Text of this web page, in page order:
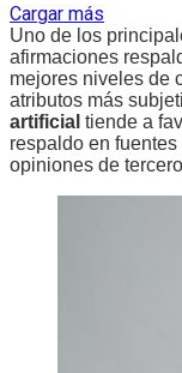
Cargar más
Uno de los
afirmaciones
mejores niveles de
atributos más
artificial tiende a
respaldo en
opiniones de